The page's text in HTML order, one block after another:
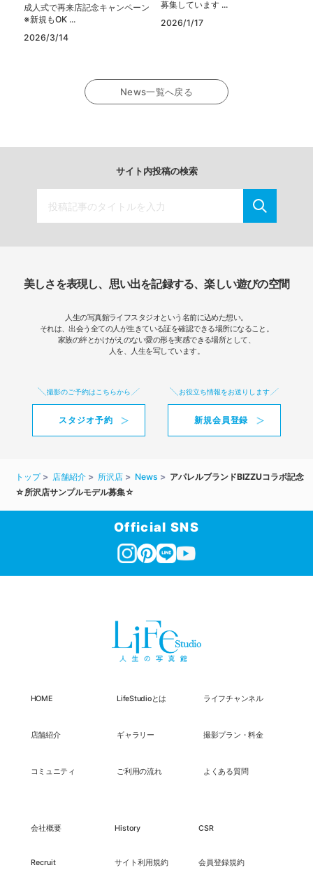
成人式で再来店記念キャンペーン
※新規もOK ...
2026/3/14
募集しています ...
2026/1/17
News一覧へ戻る
サイト内投稿の検索
美しさを表現し、思い出を記録する、楽しい遊びの空間
人生の写真館ライフスタジオという名前に込めた想い。
それは、出会う全ての人が生きている証を確認できる場所になること。
家族の絆とかけがえのない愛の形を実感できる場所として、
人を、人生を写しています。
撮影のご予約はこちらから
スタジオ予約
お役立ち情報をお送りします
新規会員登録
トップ 店舗紹介 所沢店 News
アパレルブランドBIZZUコラボ記念
☆所沢店サンプルモデル募集☆
Official SNS
HOME LifeStudioとは ライフチャンネル
店舗紹介 ギャラリー 撮影プラン・料金
コミュニティ ご利用の流れ よくある質問
会社概要 History CSR
Recruit サイト利用規約 会員登録規約